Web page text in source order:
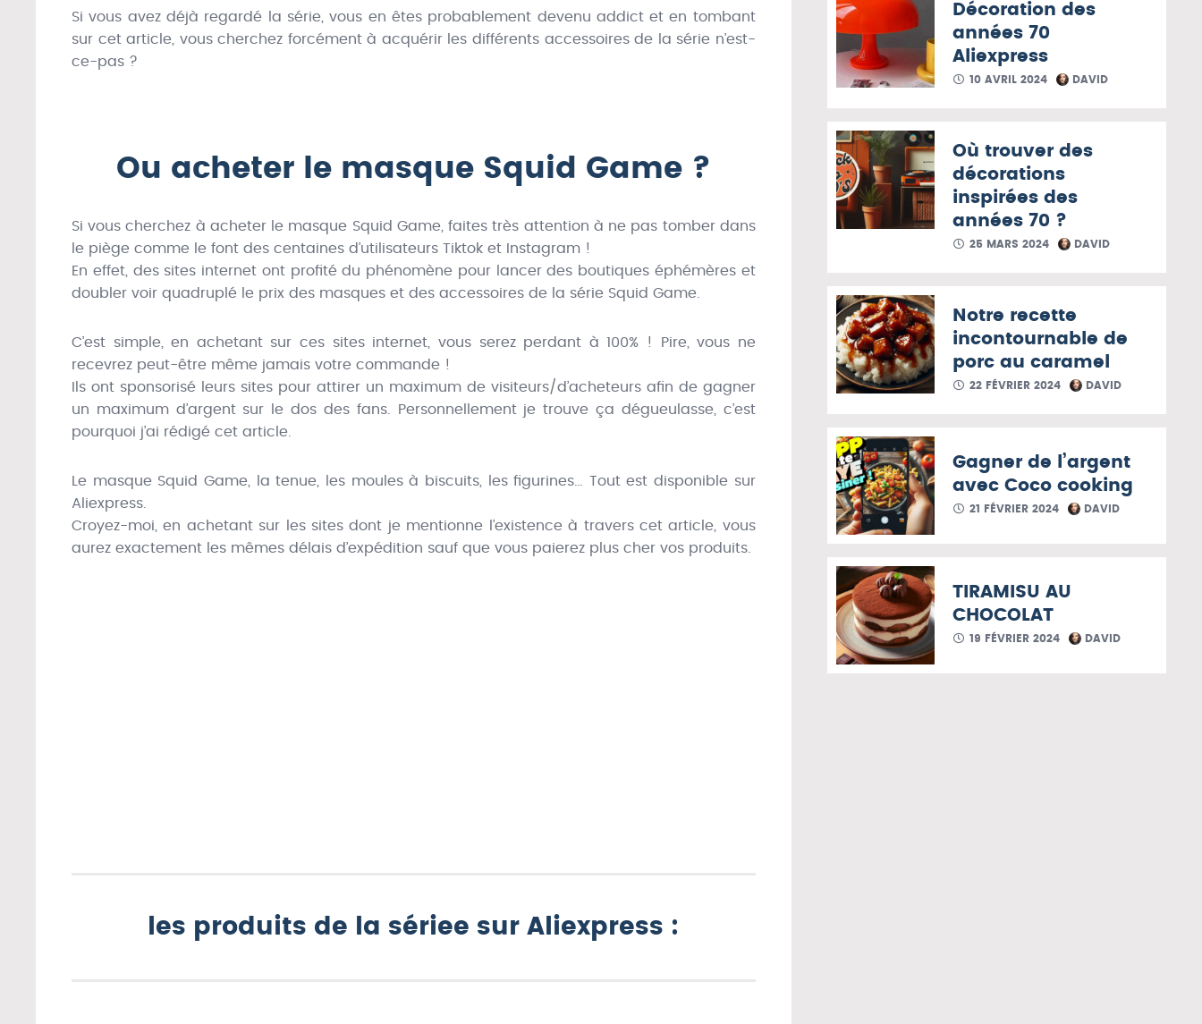
Si vous avez déjà regardé la série, vous en êtes probablement devenu addict et en tombant
sur cet article, vous cherchez forcément à acquérir les différents accessoires de la série n’est-
ce-pas ?
Ou acheter le masque Squid Game ?
Si vous cherchez à acheter le masque Squid Game, faites très attention à ne pas tomber dans
le piège comme le font des centaines d’utilisateurs Tiktok et Instagram !
En effet, des sites internet ont profité du phénomène pour lancer des boutiques éphémères et
doubler voir quadruplé le prix des masques et des accessoires de la série Squid Game.
C’est simple, en achetant sur ces sites internet, vous serez perdant à 100% ! Pire, vous ne
recevrez peut-être même jamais votre commande !
Ils ont sponsorisé leurs sites pour attirer un maximum de visiteurs/d’acheteurs afin de gagner
un maximum d’argent sur le dos des fans. Personnellement je trouve ça dégueulasse, c’est
pourquoi j’ai rédigé cet article.
Le masque Squid Game, la tenue, les moules à biscuits, les figurines… Tout est disponible sur
Aliexpress.
Croyez-moi, en achetant sur les sites dont je mentionne l’existence à travers cet article, vous
aurez exactement les mêmes délais d’expédition sauf que vous paierez plus cher vos produits.
les produits de la sériee sur Aliexpress :
Décoration des
années 70
Aliexpress
10 AVRIL 2024 DAVID
Où trouver des
décorations
inspirées des
années 70 ?
25 MARS 2024 DAVID
Notre recette
incontournable de
porc au caramel
22 FÉVRIER 2024 DAVID
Gagner de l’argent
avec Coco cooking
21 FÉVRIER 2024 DAVID
TIRAMISU AU
CHOCOLAT
19 FÉVRIER 2024 DAVID